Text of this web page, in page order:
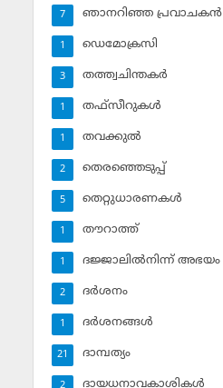
ഞാനറിഞ്ഞ പ്രവാചകന്‍
7
ഡെമോക്രസി
1
തത്ത്വചിന്തകര്‍
3
തഫ്‌സീറുകള്‍
1
തവക്കുല്‍
1
തെരഞ്ഞെടുപ്പ്
2
തെറ്റുധാരണകള്‍
5
തൗറാത്ത്
1
ദജ്ജാലില്‍നിന്ന് അഭയം
1
ദര്‍ശനം
2
ദര്‍ശനങ്ങള്‍
1
ദാമ്പത്യം
21
ദായധനാവകാശികള്‍